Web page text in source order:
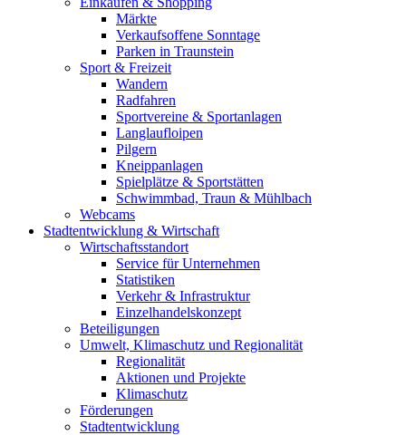
Märkte
Verkaufsoffene Sonntage
Parken in Traunstein
Sport & Freizeit
Wandern
Radfahren
Sportvereine & Sportanlagen
Langlaufloipen
Pilgern
Kneippanlagen
Spielplätze & Sportstätten
Schwimmbad, Traun & Mühlbach
Webcams
Stadtentwicklung & Wirtschaft
Wirtschaftsstandort
Service für Unternehmen
Statistiken
Verkehr & Infrastruktur
Einzelhandelskonzept
Beteiligungen
Umwelt, Klimaschutz und Regionalität
Regionalität
Aktionen und Projekte
Klimaschutz
Förderungen
Stadtentwicklung